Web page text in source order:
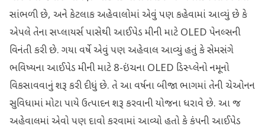
સાંભળી છે, અને કેટલાક અહેવાલોમાં એવું પણ કહેવામાં આવ્યું છે કે
એપલે તેના સપ્લાયર્સ પાસેથી આઈપેડ મીની માટે OLED પેનલ્સની
વિનંતી કરી છે. ગયા વર્ષે એવું પણ અહેવાલ આવ્યું હતું કે સેમસંગે
ભવિષ્યના આઈપેડ મીની માટે 8-ઇંચના OLED ડિસ્પ્લેનો નમૂનો
વિકસાવવાનું શરૂ કરી દીધું છે. તે આ વર્ષના બીજા ભાગમાં તેની ચેઓનન
સુવિધામાં મોટા પાયે ઉત્પાદન શરૂ કરવાની યોજના ધરાવે છે. આ જ
અહેવાલમાં એવો પણ દાવો કરવામાં આવ્યો હતો કે કંપની આઈપેડ